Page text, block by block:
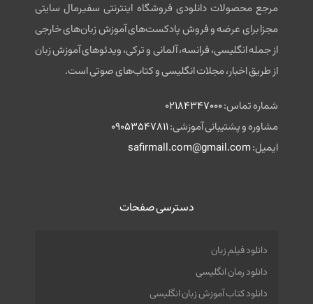
مرجع محصولات دانلودی فروشگاه اینترنتی سفیرمال سایتی
مجزا برای عرضه و فروش پادکست‌های آموزش زبان‌های خارجی
از جمله انگلیسی، فرانسه، آلمانی و ترکی، ویدئوهای آموزش زبان
از طریق اخبار، مجلات انگلیسی و کتاب‌های صوتی است.
شماره تماس:02184347000
مشاوره و پشتیبانی آموزشی:09053547811
ایمیل:safirmall.com@gmail.com
دسترسی صفحات
دانلود فیلم زبان
دانلود رمان انگلیسی
دانلود کتاب آموزش زبان انگلیسی